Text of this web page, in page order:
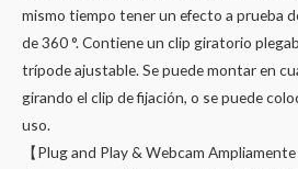
mismo tiempo tener un efecto a prueba
de 360 °. Contiene un clip giratorio
trípode ajustable. Se puede montar en
girando el clip de fijación, o se puede
uso.
【Plug and Play & Webcam